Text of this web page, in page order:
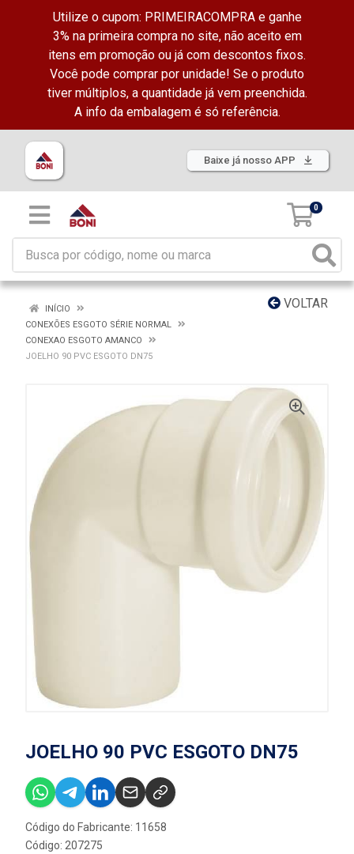
Utilize o cupom: PRIMEIRACOMPRA e ganhe
3% na primeira compra no site, não aceito em
itens em promoção ou já com descontos fixos.
Você pode comprar por unidade! Se o produto
tiver múltiplos, a quantidade já vem preenchida.
A info da embalagem é só referência.
Baixe já nosso APP
0
VOLTAR
INÍCIO
CONEXÕES ESGOTO SÉRIE NORMAL
CONEXAO ESGOTO AMANCO
JOELHO 90 PVC ESGOTO DN75
JOELHO 90 PVC ESGOTO DN75
Código do Fabricante: 11658
Código: 207275